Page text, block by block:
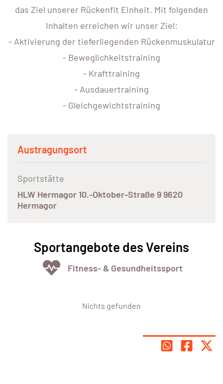
das Ziel unserer Rückenfit Einheit. Mit folgenden
Inhalten erreichen wir unser Ziel:
- Aktivierung der tieferliegenden Rückenmuskulatur
- Beweglichkeitstraining
- Krafttraining
- Ausdauertraining
- Gleichgewichtstraining
Austragungsort
Sportstätte
HLW Hermagor 10.-Oktober-Straße 9 9620
Hermagor
Sportangebote des Vereins
Fitness- & Gesundheitssport
Nichts gefunden